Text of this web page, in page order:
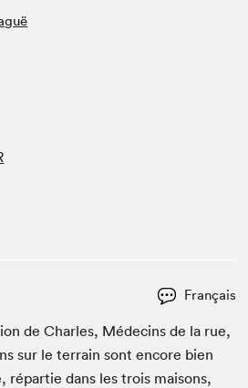
Français
de Charles, Médecins de la rue,
sur le ter­rain sont encore bien
répar­tie dans les trois maisons,